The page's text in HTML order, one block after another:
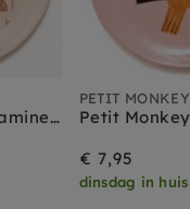
Petit Monkey melamine bord Fox
PETIT MONKEY
€ 7,95
dinsdag in huis